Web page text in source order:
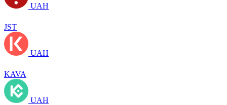
UAH
JST
UAH
KAVA
UAH